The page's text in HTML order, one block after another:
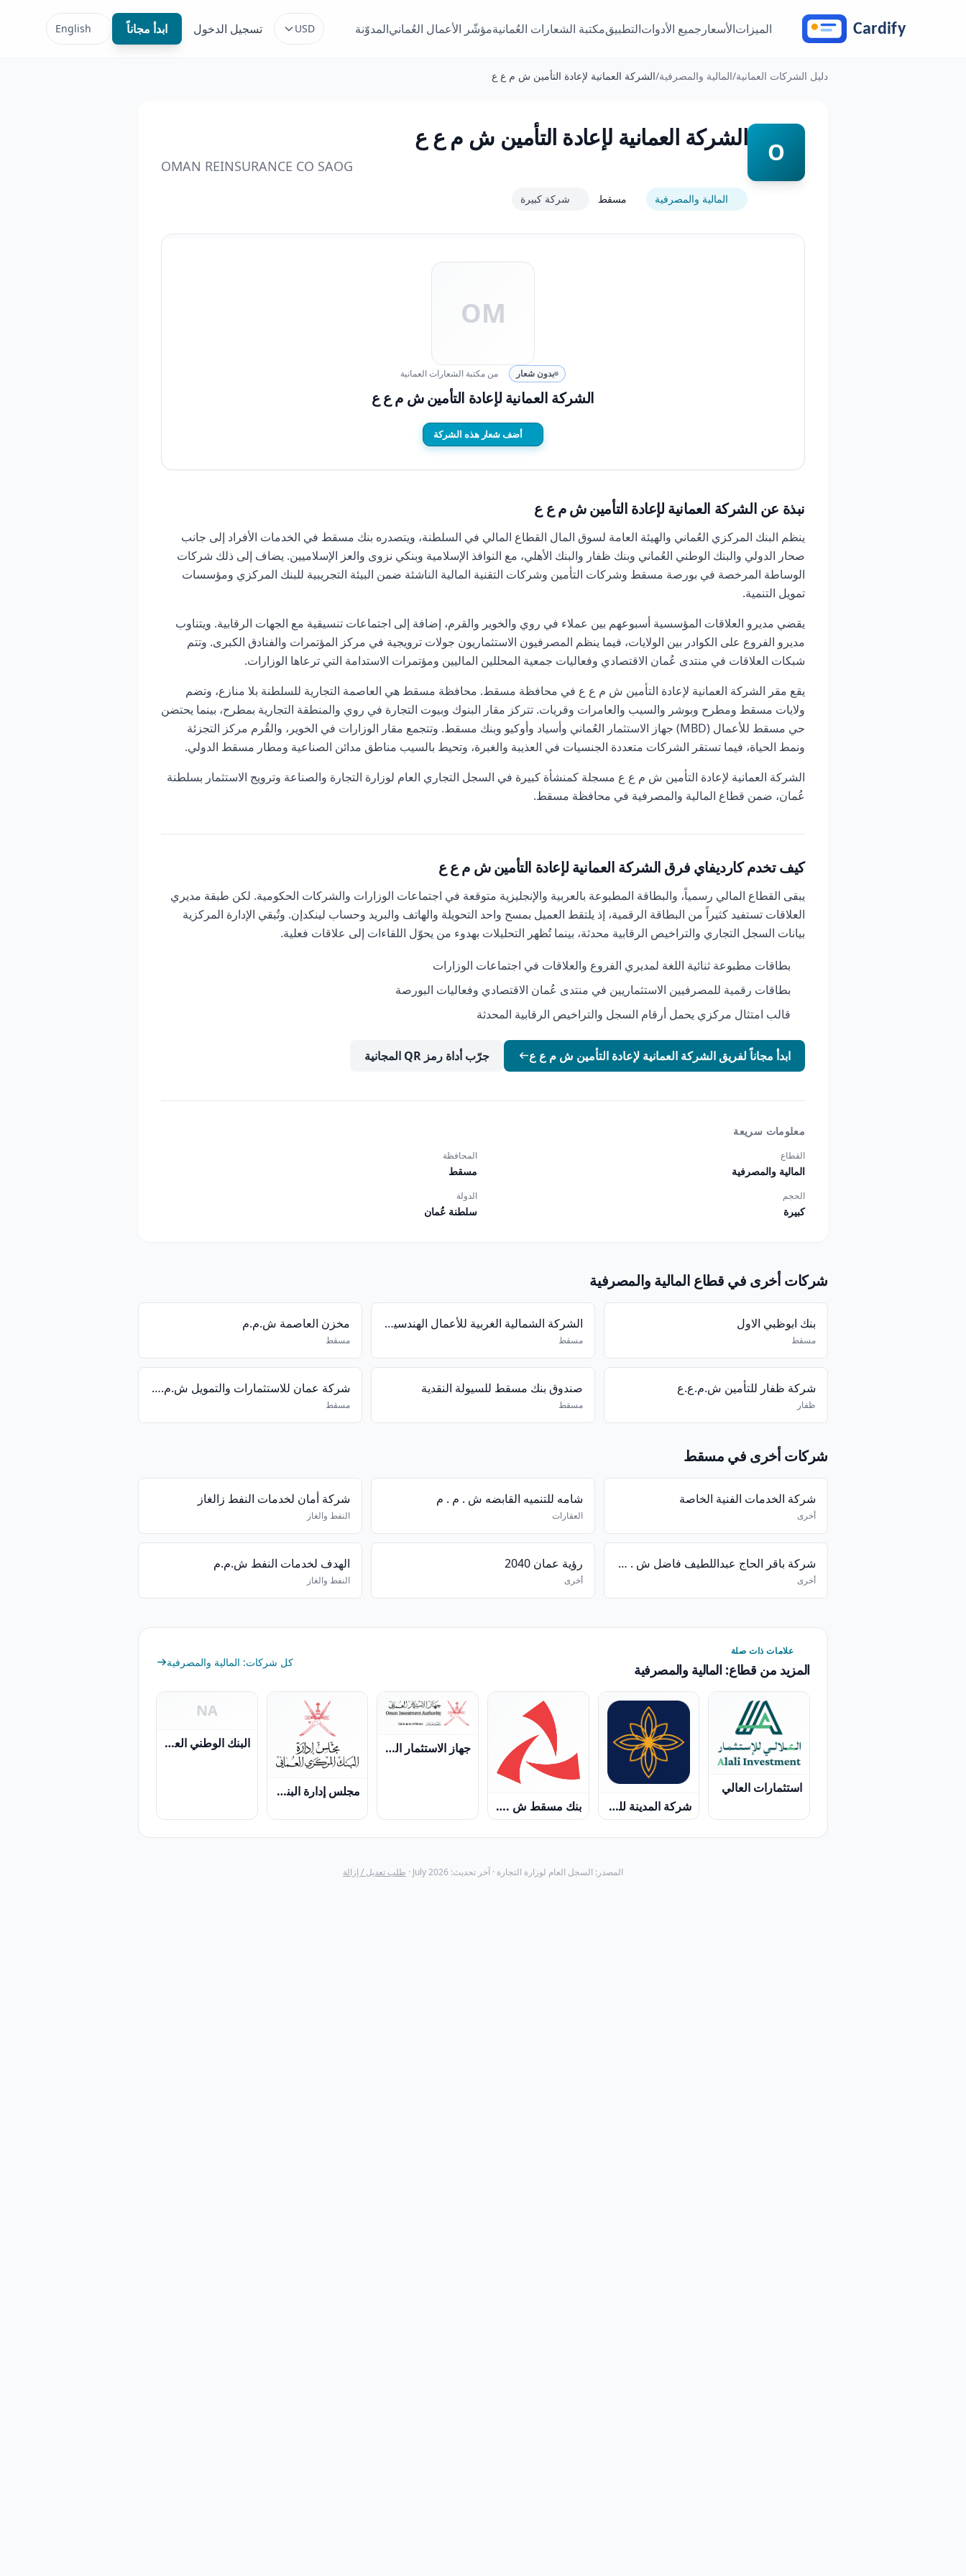
الميزاتالأسعار جميع الأدواتالتطبيقمكتبة الشعارات العُمانيةمؤشّر الأعمال العُمانيالمدوّنة USD تسجيل الدخول ابدأ مجاناً English
دليل الشركات العمانية/المالية والمصرفية/الشركة العمانية لإعادة التأمين ش م ع ع
O
الشركة العمانية لإعادة التأمين ش م ع ع
OMAN REINSURANCE CO SAOG
المالية والمصرفية مسقط شركة كبيرة
OM
بدون شعار من مكتبة الشعارات العمانية
الشركة العمانية لإعادة التأمين ش م ع ع
أضف شعار هذه الشركة
نبذة عن الشركة العمانية لإعادة التأمين ش م ع ع
ينظم البنك المركزي العُماني والهيئة العامة لسوق المال القطاع المالي في السلطنة، ويتصدره بنك مسقط في الخدمات الأفراد إلى جانب
صحار الدولي والبنك الوطني العُماني وبنك ظفار والبنك الأهلي، مع النوافذ الإسلامية وبنكي نزوى والعز الإسلاميين. يضاف إلى ذلك شركات
الوساطة المرخصة في بورصة مسقط وشركات التأمين وشركات التقنية المالية الناشئة ضمن البيئة التجريبية للبنك المركزي ومؤسسات
تمويل التنمية.
يقضي مديرو العلاقات المؤسسية أسبوعهم بين عملاء في روي والخوير والقرم، إضافة إلى اجتماعات تنسيقية مع الجهات الرقابية. ويتناوب
مديرو الفروع على الكوادر بين الولايات، فيما ينظم المصرفيون الاستثماريون جولات ترويجية في مركز المؤتمرات والفنادق الكبرى. وتتم
شبكات العلاقات في منتدى عُمان الاقتصادي وفعاليات جمعية المحللين الماليين ومؤتمرات الاستدامة التي ترعاها الوزارات.
يقع مقر الشركة العمانية لإعادة التأمين ش م ع ع في محافظة مسقط. محافظة مسقط هي العاصمة التجارية للسلطنة بلا منازع، وتضم
ولايات مسقط ومطرح وبوشر والسيب والعامرات وقريات. تتركز مقار البنوك وبيوت التجارة في روي والمنطقة التجارية بمطرح، بينما يحتضن
حي مسقط للأعمال (MBD) جهاز الاستثمار العُماني وأسياد وأوكيو وبنك مسقط. وتتجمع مقار الوزارات في الخوير، والقُرم مركز التجزئة
ونمط الحياة، فيما تستقر الشركات متعددة الجنسيات في العذيبة والغبرة، وتحيط بالسيب مناطق مدائن الصناعية ومطار مسقط الدولي.
الشركة العمانية لإعادة التأمين ش م ع ع مسجلة كمنشأة كبيرة في السجل التجاري العام لوزارة التجارة والصناعة وترويج الاستثمار بسلطنة
عُمان، ضمن قطاع المالية والمصرفية في محافظة مسقط.
كيف تخدم كارديفاي فرق الشركة العمانية لإعادة التأمين ش م ع ع
يبقى القطاع المالي رسمياً، والبطاقة المطبوعة بالعربية والإنجليزية متوقعة في اجتماعات الوزارات والشركات الحكومية. لكن طبقة مديري
العلاقات تستفيد كثيراً من البطاقة الرقمية، إذ يلتقط العميل بمسح واحد التحويلة والهاتف والبريد وحساب لينكدإن. وتُبقي الإدارة المركزية
بيانات السجل التجاري والتراخيص الرقابية محدثة، بينما تُظهر التحليلات بهدوء من يحوّل اللقاءات إلى علاقات فعلية.
بطاقات مطبوعة ثنائية اللغة لمديري الفروع والعلاقات في اجتماعات الوزارات
بطاقات رقمية للمصرفيين الاستثماريين في منتدى عُمان الاقتصادي وفعاليات البورصة
قالب امتثال مركزي يحمل أرقام السجل والتراخيص الرقابية المحدثة
ابدأ مجاناً لفريق الشركة العمانية لإعادة التأمين ش م ع ع جرّب أداة رمز QR المجانية
معلومات سريعة
القطاع
المالية والمصرفية
المحافظة
مسقط
الحجم
كبيرة
الدولة
سلطنة عُمان
شركات أخرى في قطاع المالية والمصرفية
بنك ابوظبي الاول
مسقط
الشركة الشمالية الغربية للأعمال الهندسية ش.م.م
مسقط
مخزن العاصمة ش.م.م
مسقط
شركة ظفار للتأمين ش.م.ع.ع
ظفار
صندوق بنك مسقط للسيولة النقدية
مسقط
شركة عمان للاستثمارات والتمويل ش.م.ع.ع
مسقط
شركات أخرى في مسقط
شركة الخدمات الفنية الخاصة
أخرى
شامه للتنميه القابضه ش . م . م
العقارات
شركة أمان لخدمات النفط زالغاز
النفط والغاز
شركة باقر الحاج عبداللطيف فاضل ش . م . م
أخرى
رؤية عمان 2040
أخرى
الهدف لخدمات النفط ش.م.م
النفط والغاز
علامات ذات صلة
المزيد من قطاع: المالية والمصرفية كل شركات: المالية والمصرفية
استثمارات العالي
شركة المدينة للتأمين ش م ع ع
بنك مسقط ش . م.ع.ع
جهاز الاستثمار العُماني
مجلس إدارة البنك المركزي العُماني
NA
البنك الوطني العماني ش.م.ع.ع
المصدر: السجل العام لوزارة التجارة · آخر تحديث: July 2026 · طلب تعديل / إزالة